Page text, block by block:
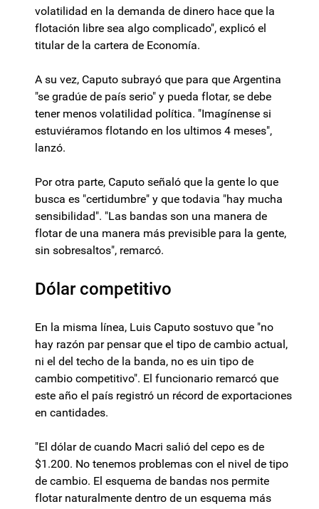
volatilidad en la demanda de dinero hace que la
flotación libre sea algo complicado", explicó el
titular de la cartera de Economía.
A su vez, Caputo subrayó que para que Argentina
"se gradúe de país serio" y pueda flotar, se debe
tener menos volatilidad política. "Imagínense si
estuviéramos flotando en los ultimos 4 meses",
lanzó.
Por otra parte, Caputo señaló que la gente lo que
busca es "certidumbre" y que todavia "hay mucha
sensibilidad". "Las bandas son una manera de
flotar de una manera más previsible para la gente,
sin sobresaltos", remarcó.
Dólar competitivo
En la misma línea, Luis Caputo sostuvo que "no
hay razón par pensar que el tipo de cambio actual,
ni el del techo de la banda, no es uin tipo de
cambio competitivo". El funcionario remarcó que
este año el país registró un récord de exportaciones
en cantidades.
"El dólar de cuando Macri salió del cepo es de
$1.200. No tenemos problemas con el nivel de tipo
de cambio. El esquema de bandas nos permite
flotar naturalmente dentro de un esquema más